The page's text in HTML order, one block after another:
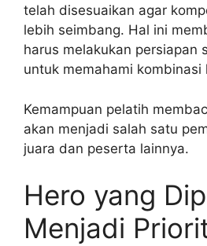
telah disesuaikan agar
lebih seimbang. Hal ini
harus melakukan persiapan
untuk memahami kombinasi
Kemampuan pelatih
akan menjadi salah satu
juara dan peserta lainnya.
Hero yang
Menjadi